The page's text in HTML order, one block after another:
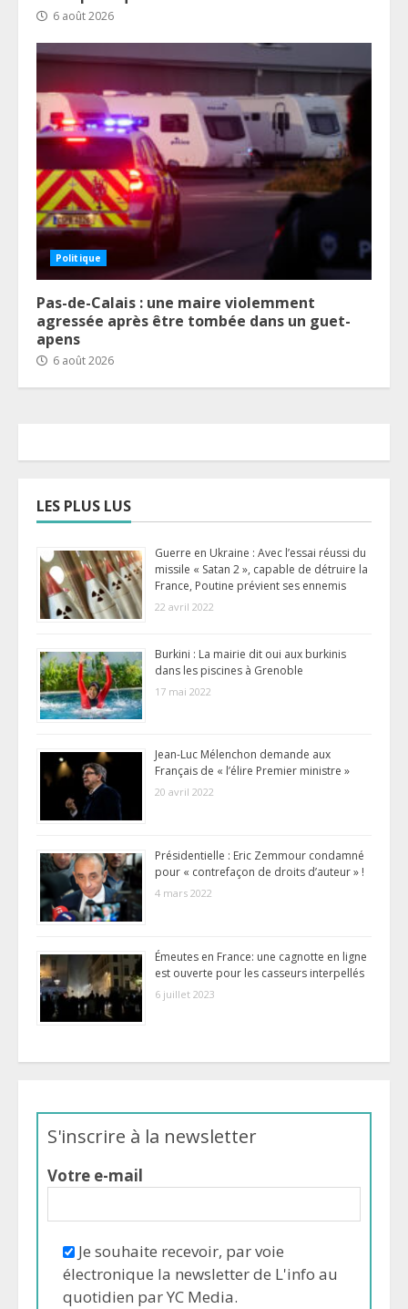
6 août 2026
Politique
Pas-de-Calais : une maire violemment
agressée après être tombée dans un guet-
apens
6 août 2026
LES PLUS LUS
Guerre en Ukraine : Avec l’essai réussi du
missile « Satan 2 », capable de détruire la
France, Poutine prévient ses ennemis
22 avril 2022
Burkini : La mairie dit oui aux burkinis
dans les piscines à Grenoble
17 mai 2022
Jean-Luc Mélenchon demande aux
Français de « l’élire Premier ministre »
20 avril 2022
Présidentielle : Eric Zemmour condamné
pour « contrefaçon de droits d’auteur » !
4 mars 2022
Émeutes en France: une cagnotte en ligne
est ouverte pour les casseurs interpellés
6 juillet 2023
S'inscrire à la newsletter
Votre e-mail
Je souhaite recevoir, par voie
électronique la newsletter de L'info au
quotidien par YC Media.